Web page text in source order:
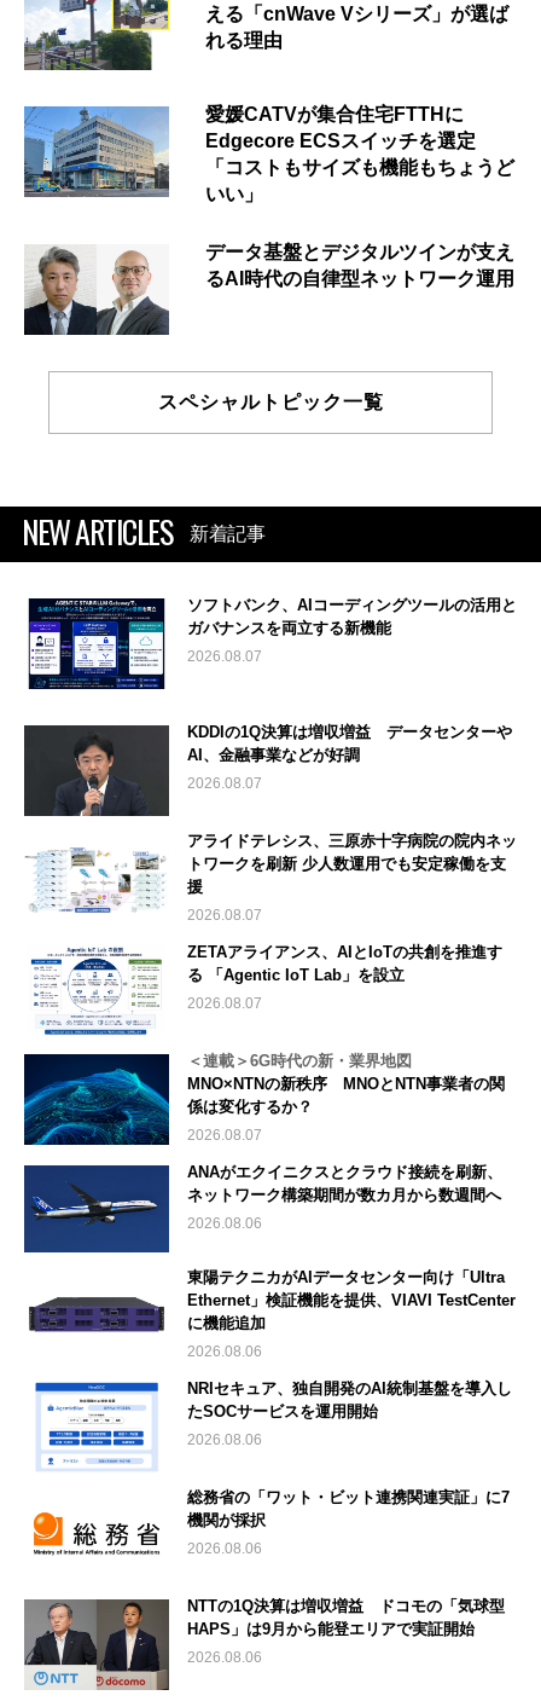
える「cnWave Vシリーズ」が選ば
れる理由
愛媛CATVが集合住宅FTTHに
Edgecore ECSスイッチを選定
「コストもサイズも機能もちょうど
いい」
データ基盤とデジタルツインが支え
るAI時代の自律型ネットワーク運用
スペシャルトピック一覧
NEW ARTICLES 新着記事
ソフトバンク、AIコーディングツールの活用と
ガバナンスを両立する新機能
2026.08.07
KDDIの1Q決算は増収増益 データセンターや
AI、金融事業などが好調
2026.08.07
アライドテレシス、三原赤十字病院の院内ネッ
トワークを刷新 少人数運用でも安定稼働を支
援
2026.08.07
ZETAアライアンス、AIとIoTの共創を推進す
る 「Agentic IoT Lab」を設立
2026.08.07
＜連載＞6G時代の新・業界地図
MNO×NTNの新秩序 MNOとNTN事業者の関
係は変化するか？
2026.08.07
ANAがエクイニクスとクラウド接続を刷新、
ネットワーク構築期間が数カ月から数週間へ
2026.08.06
東陽テクニカがAIデータセンター向け「Ultra
Ethernet」検証機能を提供、VIAVI TestCenter
に機能追加
2026.08.06
NRIセキュア、独自開発のAI統制基盤を導入し
たSOCサービスを運用開始
2026.08.06
総務省の「ワット・ビット連携関連実証」に7
機関が採択
2026.08.06
NTTの1Q決算は増収増益 ドコモの「気球型
HAPS」は9月から能登エリアで実証開始
2026.08.06